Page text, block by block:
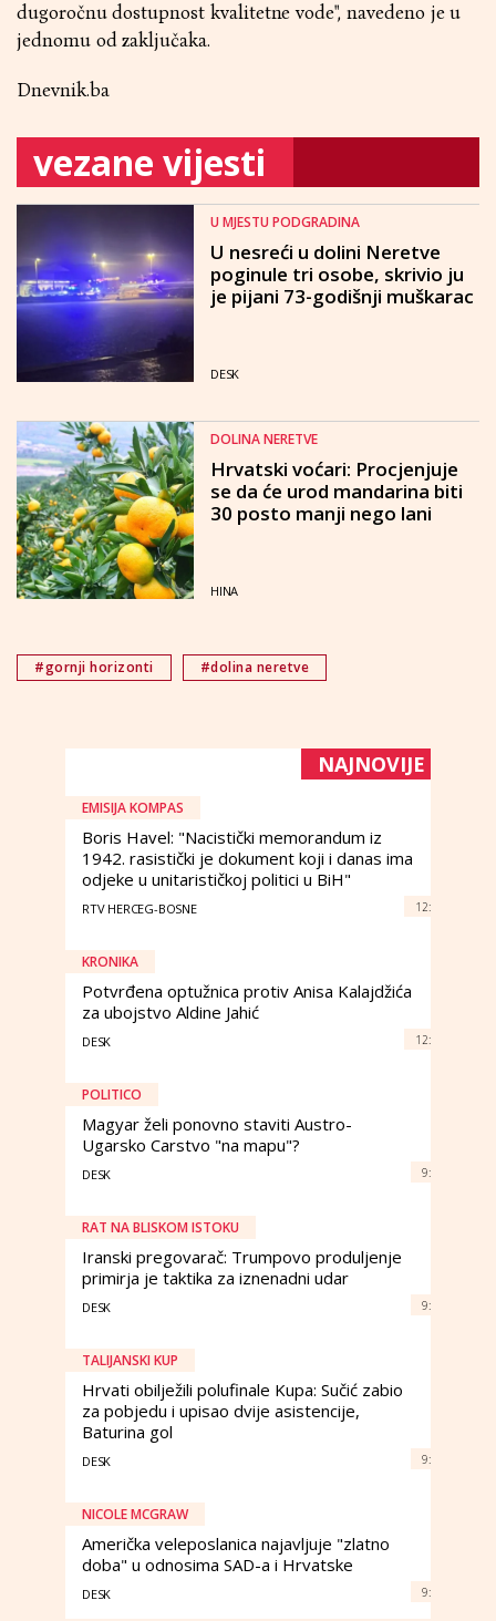
dugoročnu dostupnost kvalitetne vode", navedeno je u
jednomu od zaključaka.
Dnevnik.ba
vezane vijesti
U MJESTU PODGRADINA
U nesreći u dolini Neretve
poginule tri osobe, skrivio ju
je pijani 73-godišnji muškarac
DESK
DOLINA NERETVE
Hrvatski voćari: Procjenjuje
se da će urod mandarina biti
30 posto manji nego lani
HINA
#gornji horizonti #dolina neretve
NAJNOVIJE
EMISIJA KOMPAS
Boris Havel: "Nacistički memorandum iz
1942. rasistički je dokument koji i danas ima
odjeke u unitarističkoj politici u BiH"
RTV HERCEG-BOSNE 12:
KRONIKA
Potvrđena optužnica protiv Anisa Kalajdžića
za ubojstvo Aldine Jahić
DESK 12:
POLITICO
Magyar želi ponovno staviti Austro-
Ugarsko Carstvo "na mapu"?
DESK 9:
RAT NA BLISKOM ISTOKU
Iranski pregovarač: Trumpovo produljenje
primirja je taktika za iznenadni udar
DESK 9:
TALIJANSKI KUP
Hrvati obilježili polufinale Kupa: Sučić zabio
za pobjedu i upisao dvije asistencije,
Baturina gol
DESK 9:
NICOLE MCGRAW
Američka veleposlanica najavljuje "zlatno
doba" u odnosima SAD-a i Hrvatske
DESK 9: